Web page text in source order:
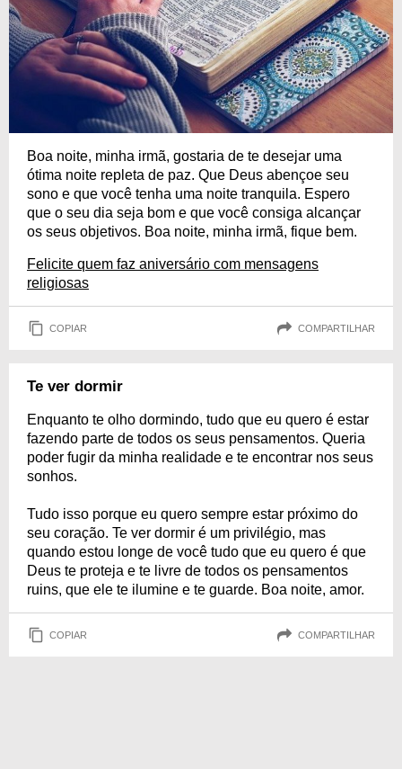
Boa noite, minha irmã, gostaria de te desejar uma
ótima noite repleta de paz. Que Deus abençoe seu
sono e que você tenha uma noite tranquila. Espero
que o seu dia seja bom e que você consiga alcançar
os seus objetivos. Boa noite, minha irmã, fique bem.
Felicite quem faz aniversário com mensagens
religiosas
COPIAR COMPARTILHAR
Te ver dormir
Enquanto te olho dormindo, tudo que eu quero é estar
fazendo parte de todos os seus pensamentos. Queria
poder fugir da minha realidade e te encontrar nos seus
sonhos.
Tudo isso porque eu quero sempre estar próximo do
seu coração. Te ver dormir é um privilégio, mas
quando estou longe de você tudo que eu quero é que
Deus te proteja e te livre de todos os pensamentos
ruins, que ele te ilumine e te guarde. Boa noite, amor.
COPIAR COMPARTILHAR